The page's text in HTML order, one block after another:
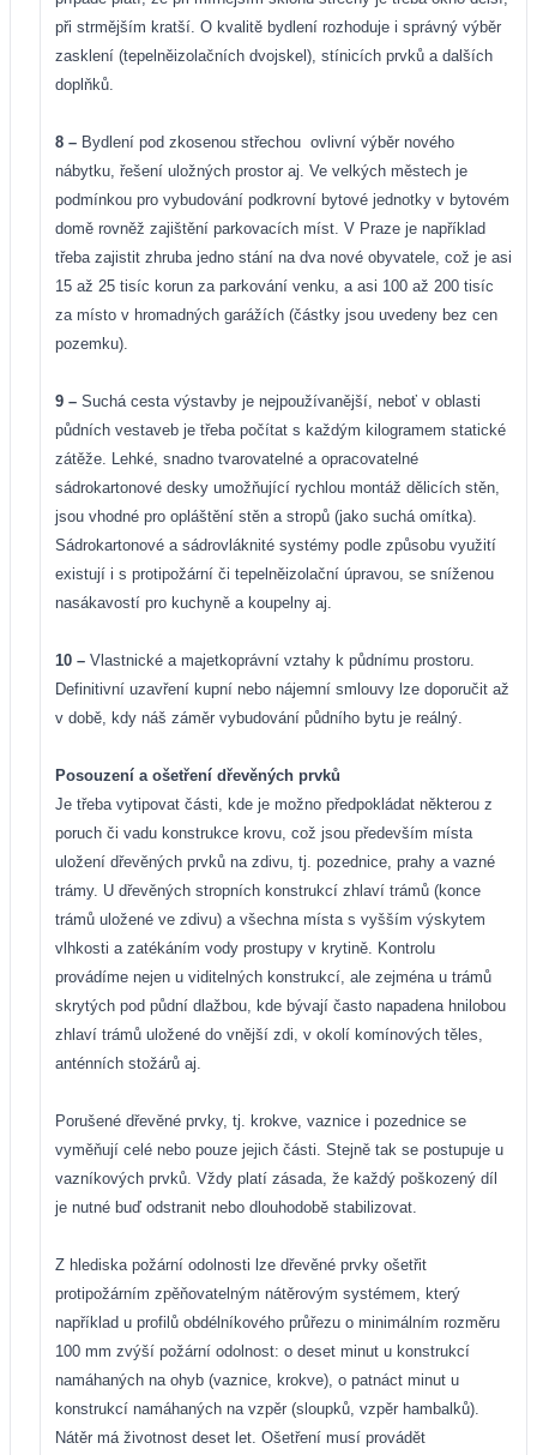
při strmějším kratší. O kvalitě bydlení rozhoduje i správný výběr
zasklení (tepelněizolačních dvojskel), stínicích prvků a dalších
doplňků.
8 – Bydlení pod zkosenou střechou ovlivní výběr nového
nábytku, řešení uložných prostor aj. Ve velkých městech je
podmínkou pro vybudování podkrovní bytové jednotky v bytovém
domě rovněž zajištění parkovacích míst. V Praze je například
třeba zajistit zhruba jedno stání na dva nové obyvatele, což je asi
15 až 25 tisíc korun za parkování venku, a asi 100 až 200 tisíc
za místo v hromadných garážích (částky jsou uvedeny bez cen
pozemku).
9 – Suchá cesta výstavby je nejpoužívanější, neboť v oblasti
půdních vestaveb je třeba počítat s každým kilogramem statické
zátěže. Lehké, snadno tvarovatelné a opracovatelné
sádrokartonové desky umožňující rychlou montáž dělicích stěn,
jsou vhodné pro opláštění stěn a stropů (jako suchá omítka).
Sádrokartonové a sádrovláknité systémy podle způsobu využití
existují i s protipožární či tepelněizolační úpravou, se sníženou
nasákavostí pro kuchyně a koupelny aj.
10 – Vlastnické a majetkoprávní vztahy k půdnímu prostoru.
Definitivní uzavření kupní nebo nájemní smlouvy lze doporučit až
v době, kdy náš záměr vybudování půdního bytu je reálný.
Posouzení a ošetření dřevěných prvků
Je třeba vytipovat části, kde je možno předpokládat některou z
poruch či vadu konstrukce krovu, což jsou především místa
uložení dřevěných prvků na zdivu, tj. pozednice, prahy a vazné
trámy. U dřevěných stropních konstrukcí zhlaví trámů (konce
trámů uložené ve zdivu) a všechna místa s vyšším výskytem
vlhkosti a zatékáním vody prostupy v krytině. Kontrolu
provádíme nejen u viditelných konstrukcí, ale zejména u trámů
skrytých pod půdní dlažbou, kde bývají často napadena hnilobou
zhlaví trámů uložené do vnější zdi, v okolí komínových těles,
anténních stožárů aj.
Porušené dřevěné prvky, tj. krokve, vaznice i pozednice se
vyměňují celé nebo pouze jejich části. Stejně tak se postupuje u
vazníkových prvků. Vždy platí zásada, že každý poškozený díl
je nutné buď odstranit nebo dlouhodobě stabilizovat.
Z hlediska požární odolnosti lze dřevěné prvky ošetřit
protipožárním zpěňovatelným nátěrovým systémem, který
například u profilů obdélníkového průřezu o minimálním rozměru
100 mm zvýší požární odolnost: o deset minut u konstrukcí
namáhaných na ohyb (vaznice, krokve), o patnáct minut u
konstrukcí namáhaných na vzpěr (sloupků, vzpěr hambalků).
Nátěr má životnost deset let. Ošetření musí provádět